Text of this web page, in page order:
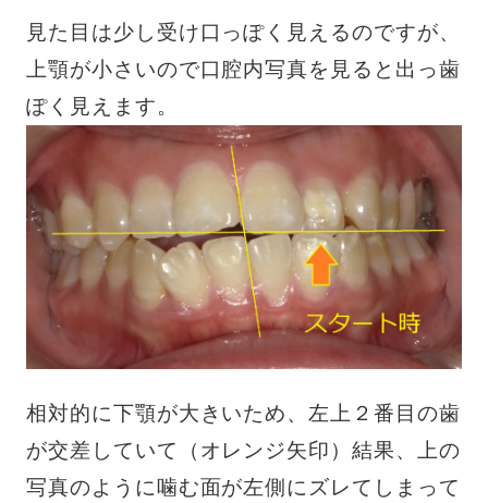
見た目は少し受け口っぽく見えるのですが、
上顎が小さいので口腔内写真を見ると出っ歯
ぽく見えます。
相対的に下顎が大きいため、左上２番目の歯
が交差していて（オレンジ矢印）結果、上の
写真のように噛む面が左側にズレてしまって